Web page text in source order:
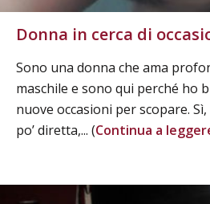
Donna in cerca di
Sono una donna che ama
maschile e sono qui perché ho
nuove occasioni per scopare.
po’ diretta,... (Continua a